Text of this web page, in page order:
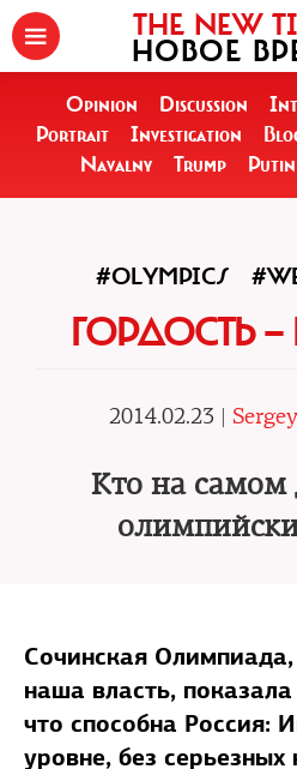
THE NEW
НОВОЕ
Opinion Discussion
Portrait
Investigation
Navalny
Trump Putin
#OLYMPICS
ГОРДОСТЬ
2014.02.23 |
Кто на самом
Сочинская
наша власть,
что способна Россия:
уровне, без